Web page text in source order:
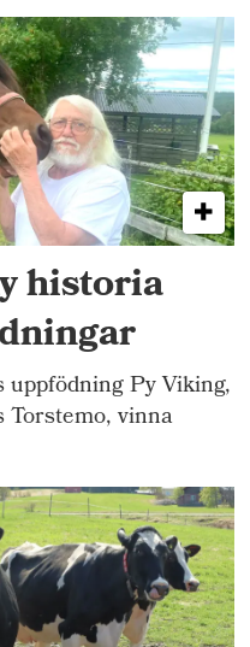
historia
Py Viking,
Torstemo, vinna